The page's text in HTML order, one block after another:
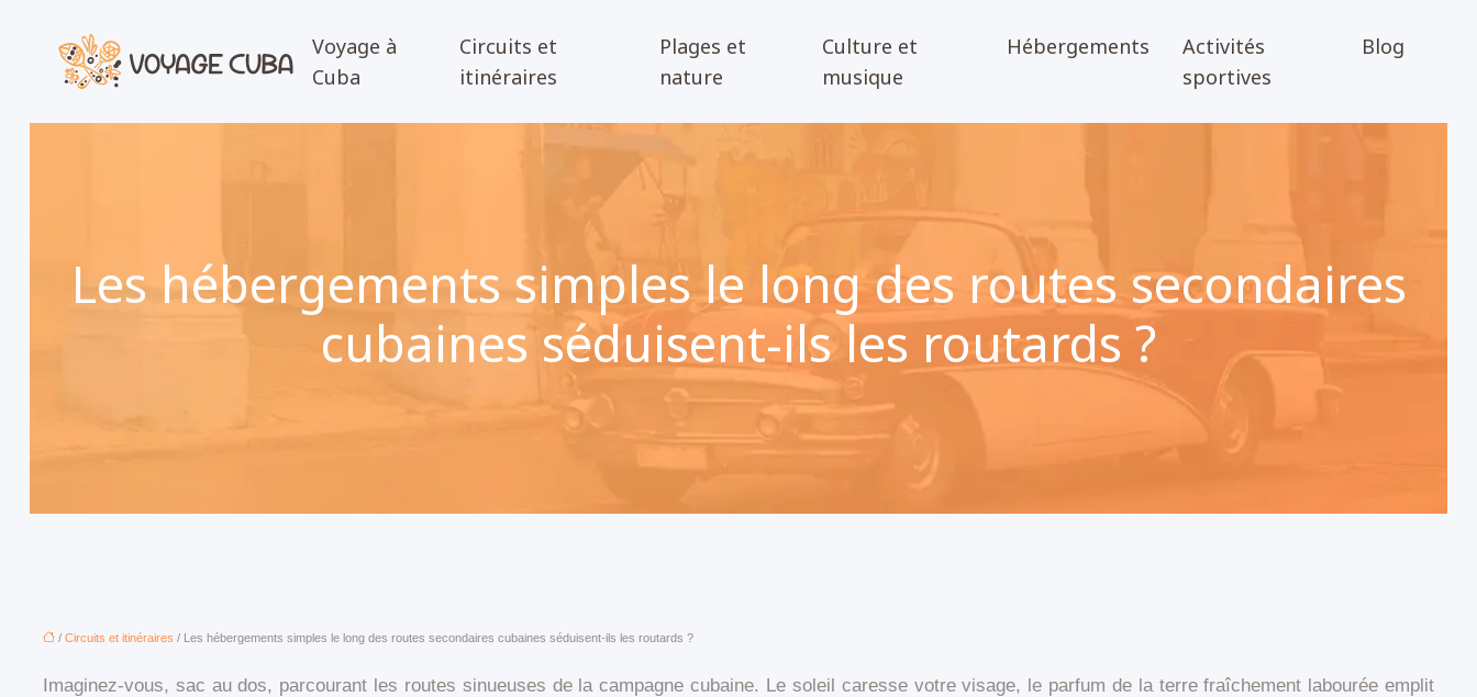
Voyage à
Cuba
Circuits et
itinéraires
Plages et
nature
Culture et
musique
Hébergements
Activités
sportives
Blog
Les hébergements simples le long des routes secondaires
cubaines séduisent-ils les routards ?
/ Circuits et itinéraires / Les hébergements simples le long des routes secondaires cubaines séduisent-ils les routards ?
Imaginez-vous, sac au dos, parcourant les routes sinueuses de la campagne cubaine. Le soleil caresse votre visage, le parfum de la terre fraîchement labourée emplit